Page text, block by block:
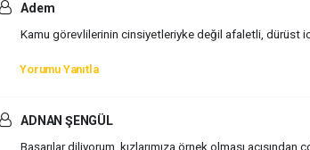
Adem
Kamu görevlilerinin cinsiyetleriyke değil afaletli, dürüst
Yorumu Yanıtla
ADNAN ŞENGÜL
Başarılar diliyorum, kızlarımıza örnek olması açısından